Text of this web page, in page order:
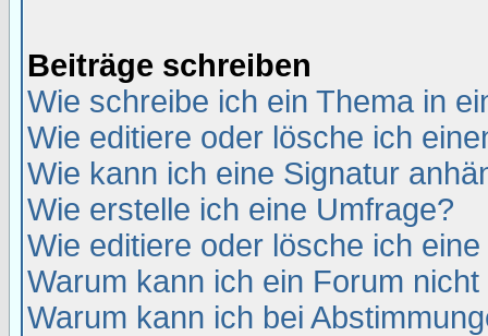
Beiträge schreiben
Wie schreibe ich ein Thema in
Wie editiere oder lösche ich
Wie kann ich eine Signatur
Wie erstelle ich eine Umfrage?
Wie editiere oder lösche ich
Warum kann ich ein Forum
Warum kann ich bei